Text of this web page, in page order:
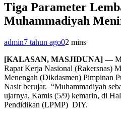
Tiga Parameter
Muhammadiyah
admin7 tahun ago02 mins
[KALASAN, MASJIDUNA] —
Rapat Kerja Nasional (Rakersnas)
Menengah (Dikdasmen) Pimpinan
Nasir berujar. “Muhammadiyah
ujarnya, Kamis (5/9) kemarin, di
Pendidikan (LPMP) DIY.